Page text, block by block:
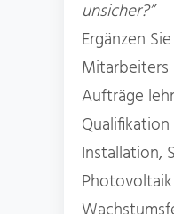
unsicher?”
Ergänzen
Mitarbeiters
Aufträge
Installation,